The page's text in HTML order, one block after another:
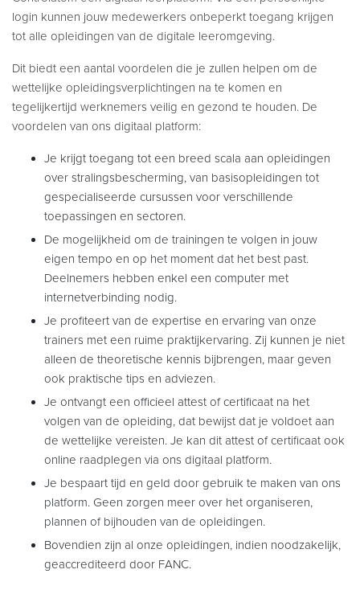
login kunnen jouw medewerkers onbeperkt toegang krijgen
tot alle opleidingen van de digitale leeromgeving.
Dit biedt een aantal voordelen die je zullen helpen om de
wettelijke opleidingsverplichtingen na te komen en
tegelijkertijd werknemers veilig en gezond te houden. De
voordelen van ons digitaal platform:
Je krijgt toegang tot een breed scala aan opleidingen
over stralingsbescherming, van basisopleidingen tot
gespecialiseerde cursussen voor verschillende
toepassingen en sectoren.
De mogelijkheid om de trainingen te volgen in jouw
eigen tempo en op het moment dat het best past.
Deelnemers hebben enkel een computer met
internetverbinding nodig.
Je profiteert van de expertise en ervaring van onze
trainers met een ruime praktijkervaring. Zij kunnen je niet
alleen de theoretische kennis bijbrengen, maar geven
ook praktische tips en adviezen.
Je ontvangt een officieel attest of certificaat na het
volgen van de opleiding, dat bewijst dat je voldoet aan
de wettelijke vereisten. Je kan dit attest of certificaat ook
online raadplegen via ons digitaal platform.
Je bespaart tijd en geld door gebruik te maken van ons
platform. Geen zorgen meer over het organiseren,
plannen of bijhouden van de opleidingen.
Bovendien zijn al onze opleidingen, indien noodzakelijk,
geaccrediteerd door FANC.